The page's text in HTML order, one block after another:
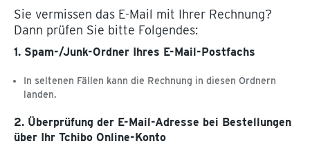
Hilfe & Kontakt
Tchibo Online-Konto
TchiboCard & TreueBohnen
INFORMATIONEN
Kaffee & Kaffeemaschinen
Entsorgung & Inhaltsstoffe
Gefahrgut
WEITERE SERVICES
Geschenkkarte
Sie vermissen das E-Mail mit Ihrer Rechnung?
Dann prüfen Sie bitte Folgendes:
1. Spam-/Junk-Ordner Ihres E-Mail-Postfachs
In seltenen Fällen kann die Rechnung in diesen Ordnern
landen.
2. Überprüfung der E-Mail-Adresse bei Bestellungen
über Ihr Tchibo Online-Konto